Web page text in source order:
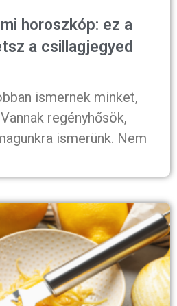
horoszkóp: ez a
a csillagjegyed
ismernek minket,
regényhősök,
ismerünk. Nem